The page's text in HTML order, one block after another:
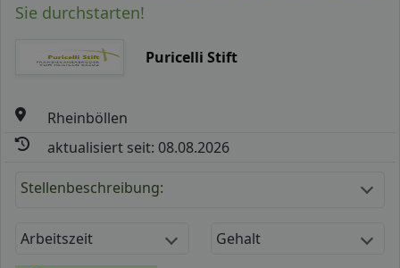
Sie durchstarten!
Puricelli Stift
Rheinböllen
aktualisiert seit: 08.08.2026
Stellenbeschreibung:
Arbeitszeit Gehalt